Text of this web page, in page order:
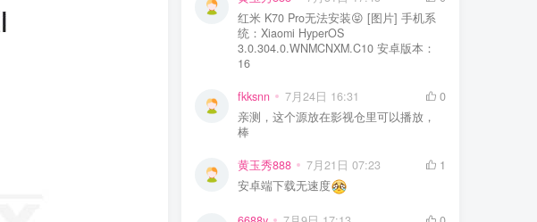
红米 K70 Pro无法安装😝 [图片] 手机系
统：Xiaomi HyperOS
3.0.304.0.WNMCNXM.C10 安卓版本：
16
fkksnn 7月24日 16:31
0
亲测，这个源放在影视仓里可以播放，
棒
黄玉秀888 7月21日 07:23
1
安卓端下载无速度